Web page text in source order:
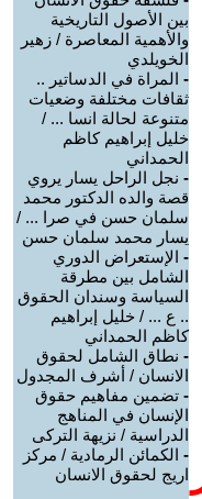
بين الأصول التاريخية
والأهمية المعاصرة / زهير
الخويلدي
- المراة في الدساتير ..
ثقافات مختلفة وضعيات
متنوعة لحالة انسا ... /
خليل إبراهيم كاظم
الحمداني
- نجل الراحل يسار يروي
قصة والده الدكتور محمد
سلمان حسن في صرا ... /
يسار محمد سلمان حسن
- الإستعراض الدوري
الشامل بين مطرقة
السياسة وسندان الحقوق
.. ع ... / خليل إبراهيم
كاظم الحمداني
- نطاق الشامل لحقوق
الانسان / أشرف المجدول
- تضمين مفاهيم حقوق
الإنسان في المناهج
الدراسية / نزيهة التركى
- الكمائن الرمادية / مركز
اريج لحقوق الانسان